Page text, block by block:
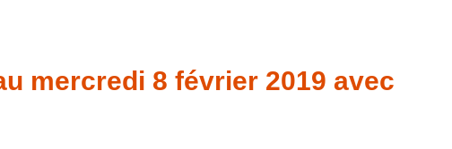
mercredi 8 février 2019 avec